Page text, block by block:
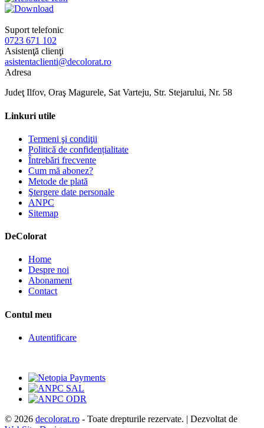
Suport telefonic
0723 671 102
Asistenţă clienţi
asistentaclienti@decolorat.ro
Adresa
Judeţ Ilfov, Oraş Magurele, Sat Varteju, Str. Stejarului, Nr. 58
Linkuri utile
Termeni şi condiţii
Politică de confidențialitate
Întrebări frecvente
Cum mă abonez?
Metode de plată
Ştergere date personale
ANPC
Sitemap
DeColorat
Home
Despre noi
Abonament
Contact
Contul meu
Autentificare
© 2026 decolorat.ro - Toate drepturile rezervate. | Dezvoltat de